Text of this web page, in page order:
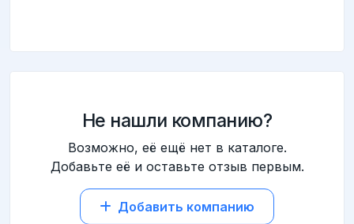
Не нашли компанию?
Возможно, её ещё нет в каталоге.
Добавьте её и оставьте отзыв первым.
Добавить компанию